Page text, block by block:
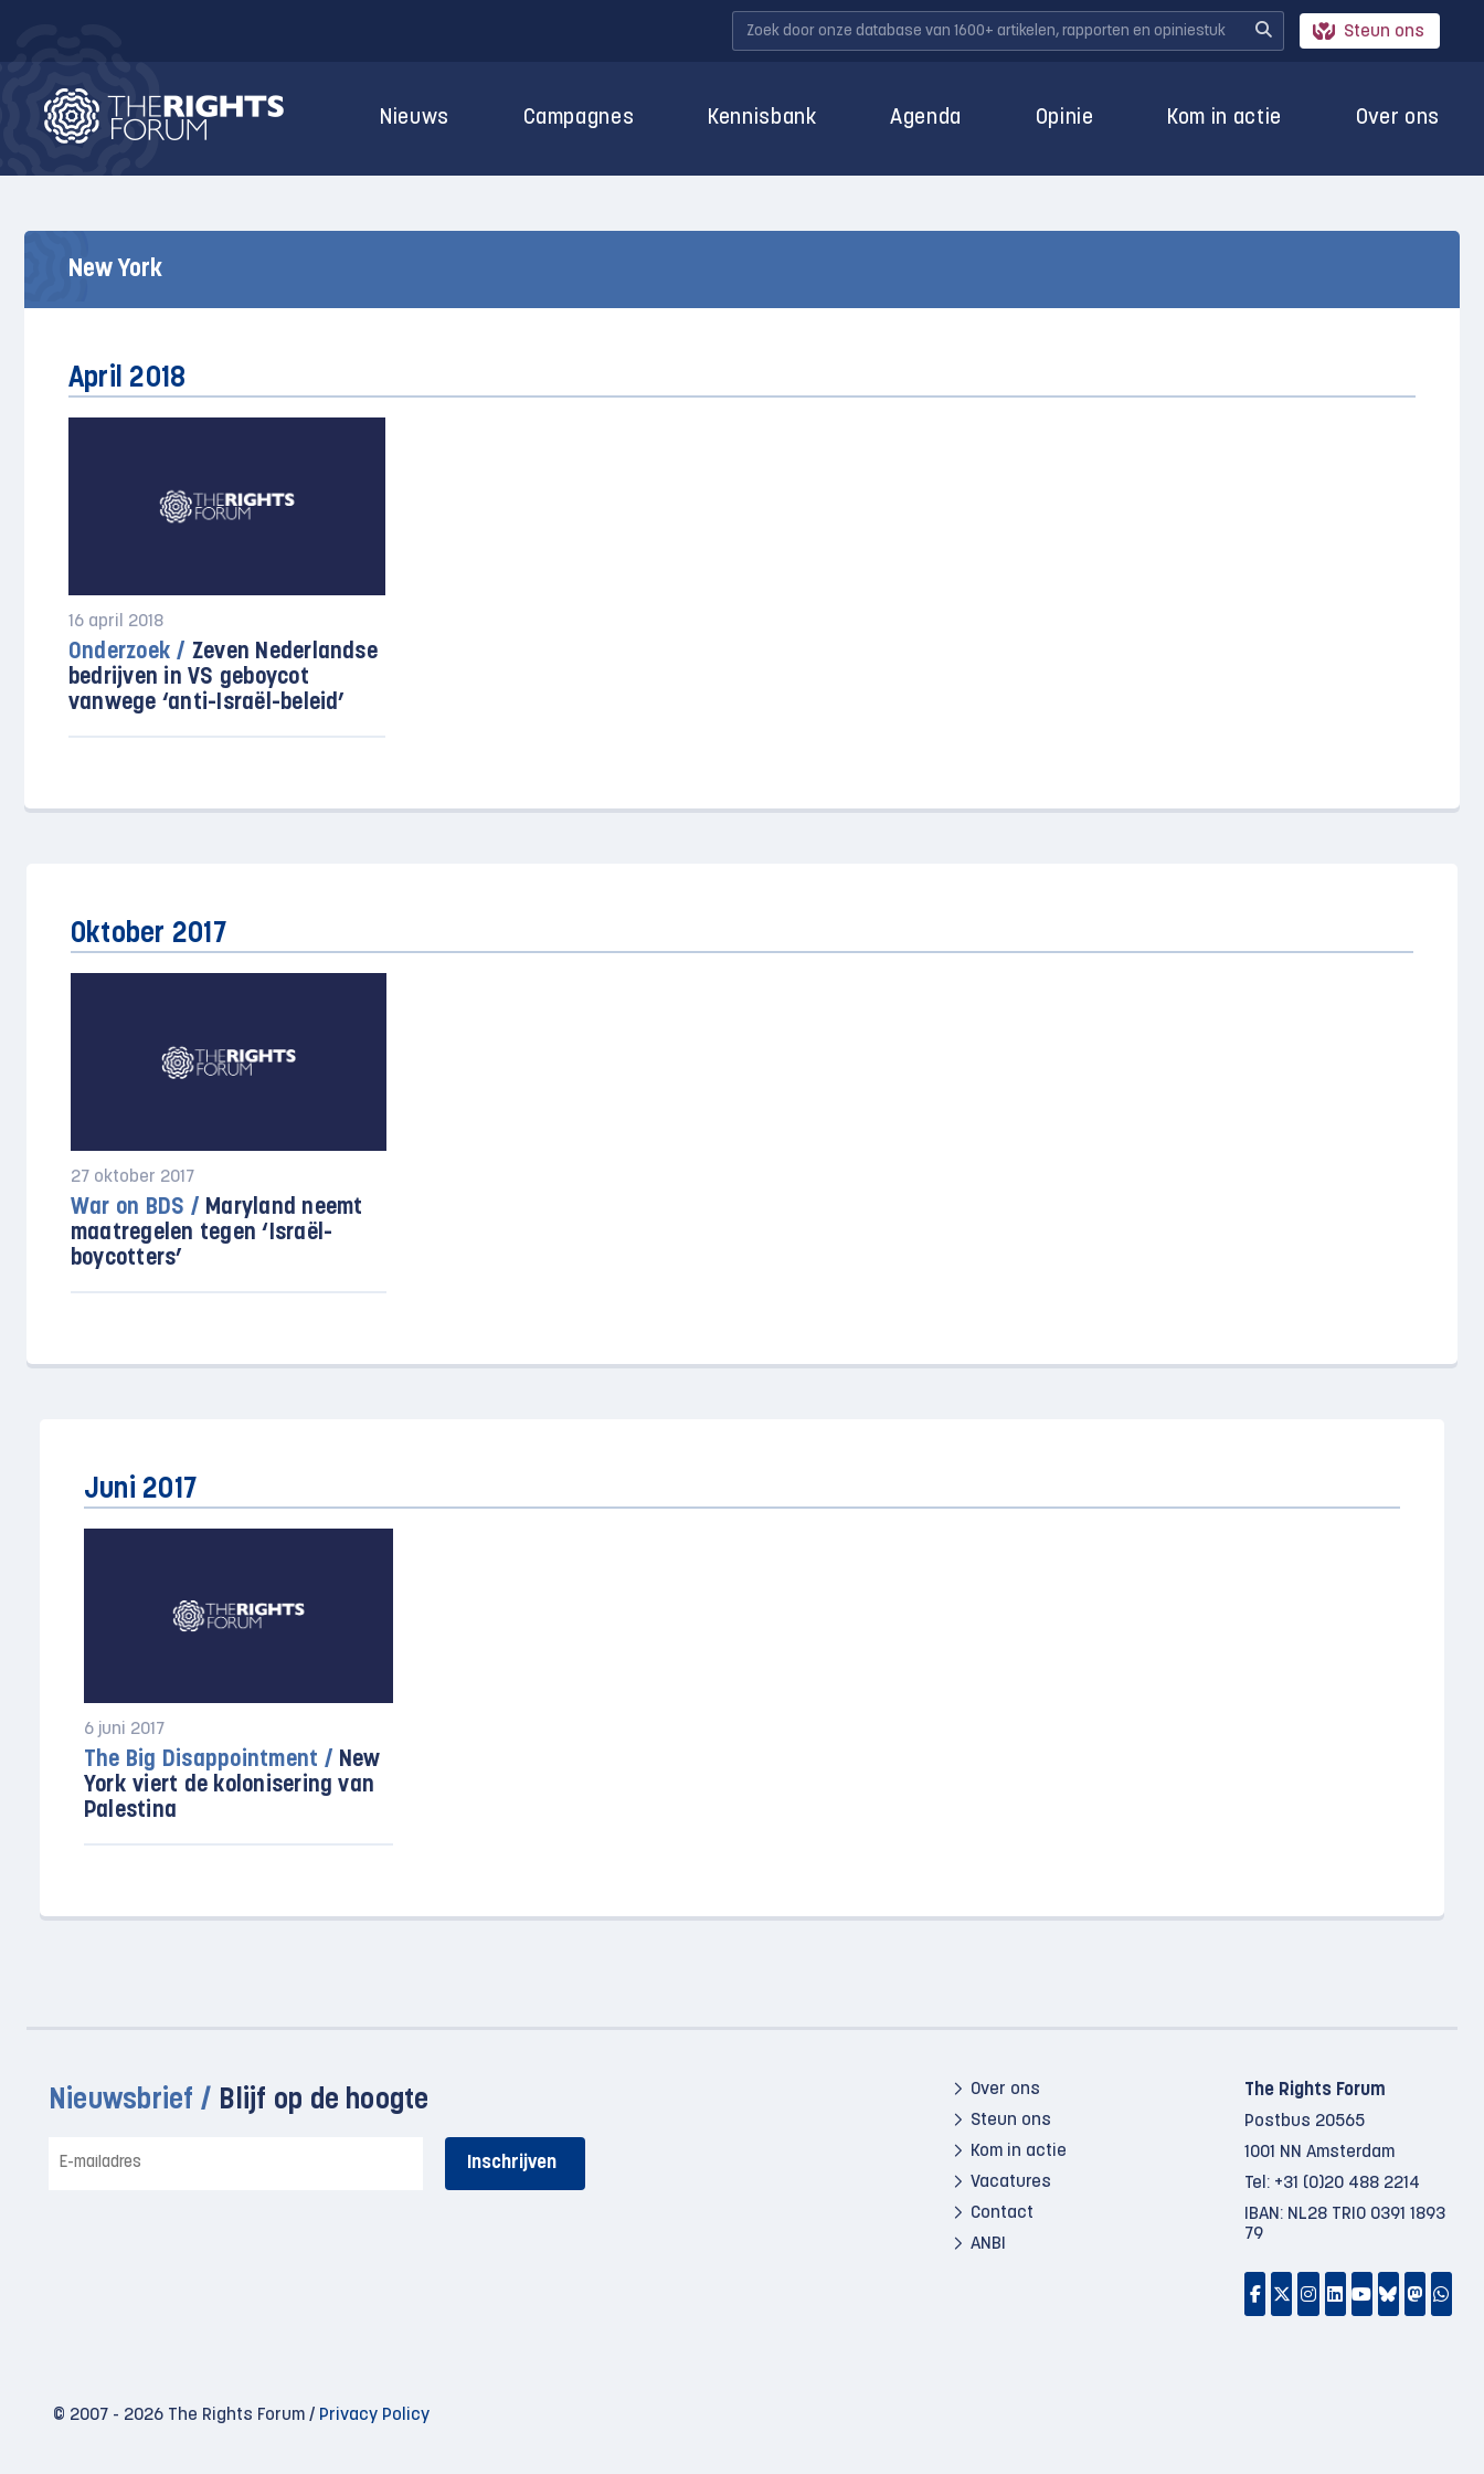
Steun ons
Nieuws Campagnes Kennisbank Agenda Opinie Kom in actie Over ons
New York
April 2018
16 april 2018
Onderzoek / Zeven Nederlandse
bedrijven in VS geboycot
vanwege ‘anti-Israël-beleid’
Oktober 2017
27 oktober 2017
War on BDS / Maryland neemt
maatregelen tegen ‘Israël-
boycotters’
Juni 2017
6 juni 2017
The Big Disappointment / New
York viert de kolonisering van
Palestina
Nieuwsbrief / Blijf op de hoogte
mailadres
Over ons
Steun ons
Kom in actie
Vacatures
Contact
ANBI
The Rights Forum
Postbus 20565
1001 NN Amsterdam
Tel: +31 (0)20 488 2214
IBAN: NL28 TRIO 0391 1893
79
© 2007 - 2026 The Rights Forum / Privacy Policy